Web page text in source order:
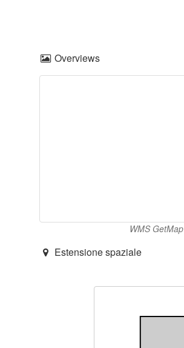
Overviews
WMS GetMap
Estensione spaziale